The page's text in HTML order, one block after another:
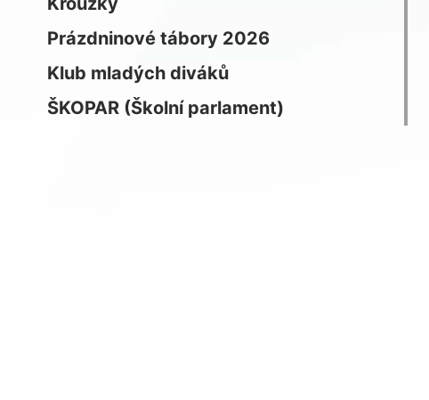
Prázdninové tábory 2026
Klub mladých diváků
ŠKOPAR (Školní parlament)